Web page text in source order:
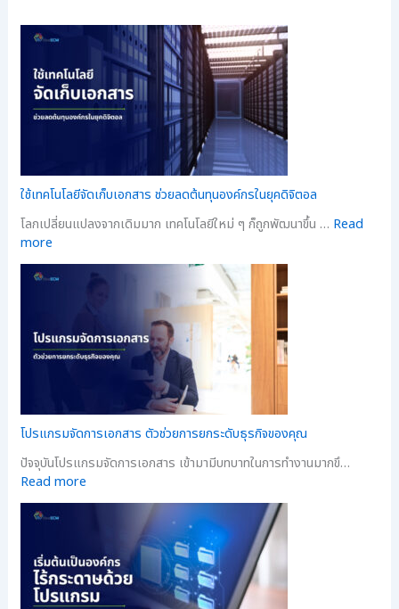
ใช้เทคโนโลยีจัดเก็บเอกสาร ช่วยลดต้นทุนองค์กรในยุคดิจิตอล
โลกเปลี่ยนแปลงจากเดิมมาก เทคโนโลยีใหม่ ๆ ก็ถูกพัฒนาขึ้น … Read
more
โปรแกรมจัดการเอกสาร ตัวช่วยการยกระดับธุรกิจของคุณ
ปัจจุบันโปรแกรมจัดการเอกสาร เข้ามามีบทบาทในการทำงานมากขึ…
Read more